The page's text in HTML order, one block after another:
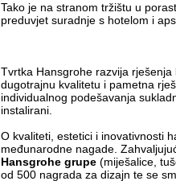
Tako je na stranom tržištu u
preduvjet suradnje s hotelom i
Tvrtka Hansgrohe razvija
dugotrajnu kvalitetu i pametna
individualnog podešavanja
instalirani.
O kvaliteti, estetici i inovativnosti
međunarodne nagade.
Hansgrohe grupe (miješalice,
od 500 nagrada za dizajn te se